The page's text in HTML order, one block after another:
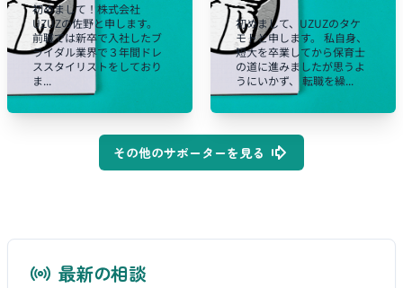
初めまして！株式会社
UZUZの佐野と申します。
前職では新卒で入社したブ
ライダル業界で３年間ドレ
ススタイリストをしており
ま...
初めまして、UZUZのタケ
モトと申します。 私自身、
短大を卒業してから保育士
の道に進みましたが思うよ
うにいかず、 転職を繰...
その他のサポーターを見る
最新の相談